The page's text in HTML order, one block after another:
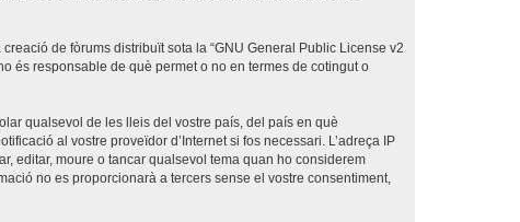
creació de fòrums distribuït sota la “GNU General Public License v2
és responsable de què permet o no en termes de cotingut o
qualsevol de les lleis del vostre país, del país en què
al vostre proveïdor d’Internet si fos necessari. L’adreça IP
editar, moure o tancar qualsevol tema quan ho considerem
no es proporcionarà a tercers sense el vostre consentiment,